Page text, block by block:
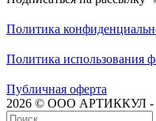
Политика
Политика использования
Публичная оферта
2026 © ООО АРТИККУЛ -